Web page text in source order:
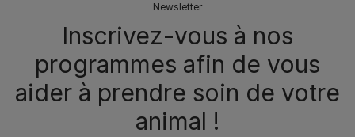
Newsletter
Inscrivez-vous à nos
programmes afin de vous
aider à prendre soin de votre
animal !​